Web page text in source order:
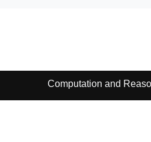
Computation and